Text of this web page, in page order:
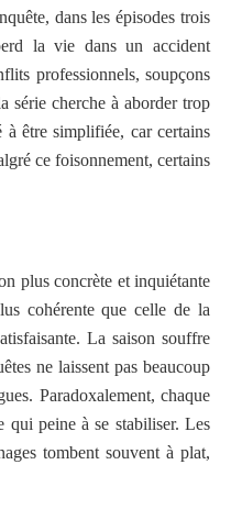
dans les épisodes trois
la vie dans un accident
professionnels, soupçons
série cherche à aborder trop
être simplifiée, car certains
ce foisonnement, certains
plus concrète et inquiétante
cohérente que celle de la
La saison souffre
ne laissent pas beaucoup
Paradoxalement, chaque
qui peine à se stabiliser. Les
tombent souvent à plat,